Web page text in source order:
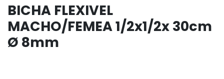
BICHA FLEXIVEL
MACHO/FEMEA 1/2x1/2x 30cm
Ø 8mm